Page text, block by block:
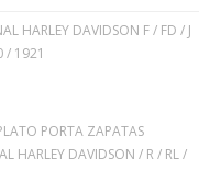
HARLEY DAVIDSON F / FD / J
/ 1921
PORTA ZAPATAS
HARLEY DAVIDSON / R / RL /